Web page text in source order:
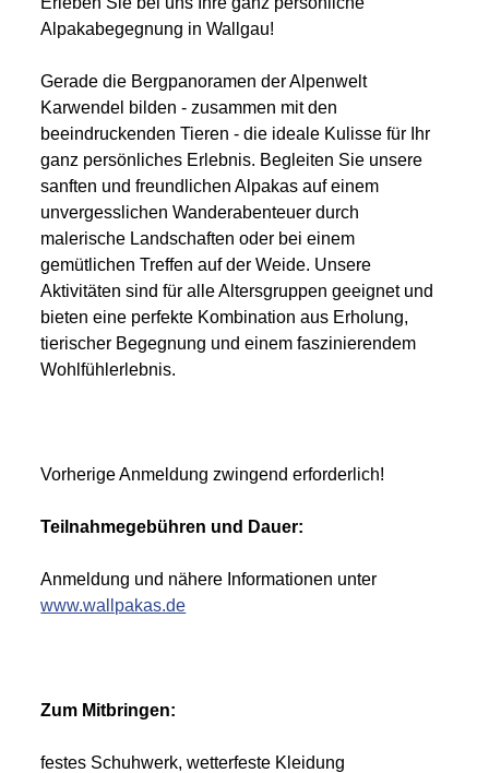
Alpakabegegnung in Wallgau!
Gerade die Bergpanoramen der Alpenwelt
Karwendel bilden - zusammen mit den
beeindruckenden Tieren - die ideale Kulisse für Ihr
ganz persönliches Erlebnis. Begleiten Sie unsere
sanften und freundlichen Alpakas auf einem
unvergesslichen Wanderabenteuer durch
malerische Landschaften oder bei einem
gemütlichen Treffen auf der Weide. Unsere
Aktivitäten sind für alle Altersgruppen geeignet und
bieten eine perfekte Kombination aus Erholung,
tierischer Begegnung und einem faszinierendem
Wohlfühlerlebnis.
Vorherige Anmeldung zwingend erforderlich!
Teilnahmegebühren und Dauer:
Anmeldung und nähere Informationen unter
www.wallpakas.de
Zum Mitbringen:
festes Schuhwerk, wetterfeste Kleidung